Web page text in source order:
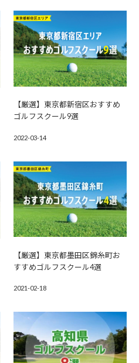
【厳選】東京都新宿区おすすめ
ゴルフスクール9選
2022-03-14
【厳選】東京都墨田区錦糸町お
すすめゴルフスクール4選
2021-02-18